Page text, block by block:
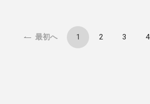
最初へ 1 2 3 4